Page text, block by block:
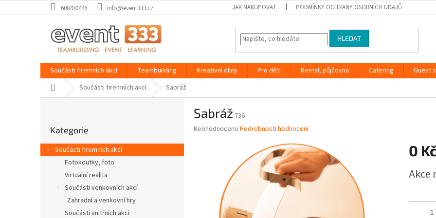
na
608430446 info@event333.cz JAK NAKUPOVAT PODMÍNKY OCHRANY OSOBNÍCH ÚDAJŮ
HLEDAT
Součásti firemních akcí Teambuilding Kreativní dílny Pro děti Rental, půjčovna Catering Guest
Domů Součásti firemních akcí Sabráž
r
a
kategorie
Kategorie
Součásti firemních akcí
Fotokoutky, foto
Virtuální realita
Součásti venkovních akcí
Zahradní a venkovní hry
Součásti vnitřních akcí
Sabráž 736
Průměrné
hvězdiček.
Neohodnoceno Podrobnosti hodnocení
0
cena:
Akce